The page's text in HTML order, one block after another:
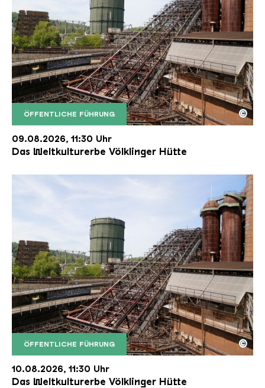
ÖFFENTLICHE FÜHRUNG
Der Erzschrägaufzug der Völklinger Hütte mit
Copyright: Weltkulturerbe Völklinger Hütte | Karl
©
09.08.2026, 11:30 Uhr
Das Weltkulturerbe Völklinger Hütte
ÖFFENTLICHE FÜHRUNG
Der Erzschrägaufzug der Völklinger Hütte mit
Copyright: Weltkulturerbe Völklinger Hütte | Karl
©
10.08.2026, 11:30 Uhr
Das Weltkulturerbe Völklinger Hütte